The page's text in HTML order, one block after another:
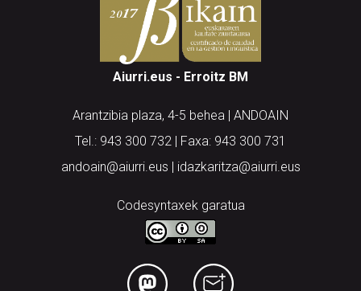
Aiurri.eus - Erroitz BM
Arantzibia plaza, 4-5 behea | ANDOAIN
Tel.: 943 300 732 | Faxa: 943 300 731
andoain@aiurri.eus | idazkaritza@aiurri.eus
Codesyntaxek garatua